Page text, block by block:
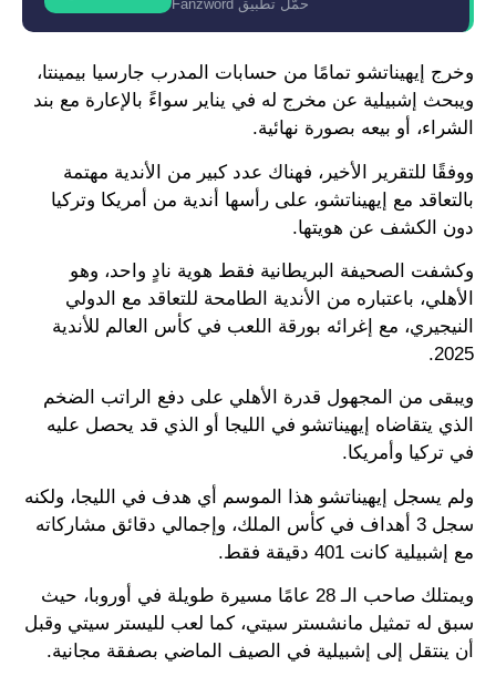
حمّل تطبيق Fanzword
وخرج إيهيناتشو تمامًا من حسابات المدرب جارسيا بيمينتا،
ويبحث إشبيلية عن مخرج له في يناير سواءً بالإعارة مع بند
الشراء، أو بيعه بصورة نهائية.
ووفقًا للتقرير الأخير، فهناك عدد كبير من الأندية مهتمة
بالتعاقد مع إيهيناتشو، على رأسها أندية من أمريكا وتركيا
دون الكشف عن هويتها.
وكشفت الصحيفة البريطانية فقط هوية نادٍ واحد، وهو
الأهلي، باعتباره من الأندية الطامحة للتعاقد مع الدولي
النيجيري، مع إغرائه بورقة اللعب في كأس العالم للأندية
2025.
ويبقى من المجهول قدرة الأهلي على دفع الراتب الضخم
الذي يتقاضاه إيهيناتشو في الليجا أو الذي قد يحصل عليه
في تركيا وأمريكا.
ولم يسجل إيهيناتشو هذا الموسم أي هدف في الليجا، ولكنه
سجل 3 أهداف في كأس الملك، وإجمالي دقائق مشاركاته
مع إشبيلية كانت 401 دقيقة فقط.
ويمتلك صاحب الـ 28 عامًا مسيرة طويلة في أوروبا، حيث
سبق له تمثيل مانشستر سيتي، كما لعب لليستر سيتي وقبل
أن ينتقل إلى إشبيلية في الصيف الماضي بصفقة مجانية.